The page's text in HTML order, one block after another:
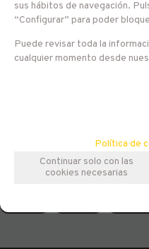
sus hábitos de navegación.
“Configurar” para poder
Puede revisar toda la
cualquier momento desde
Política de
Continuar solo con las
cookies necesarias